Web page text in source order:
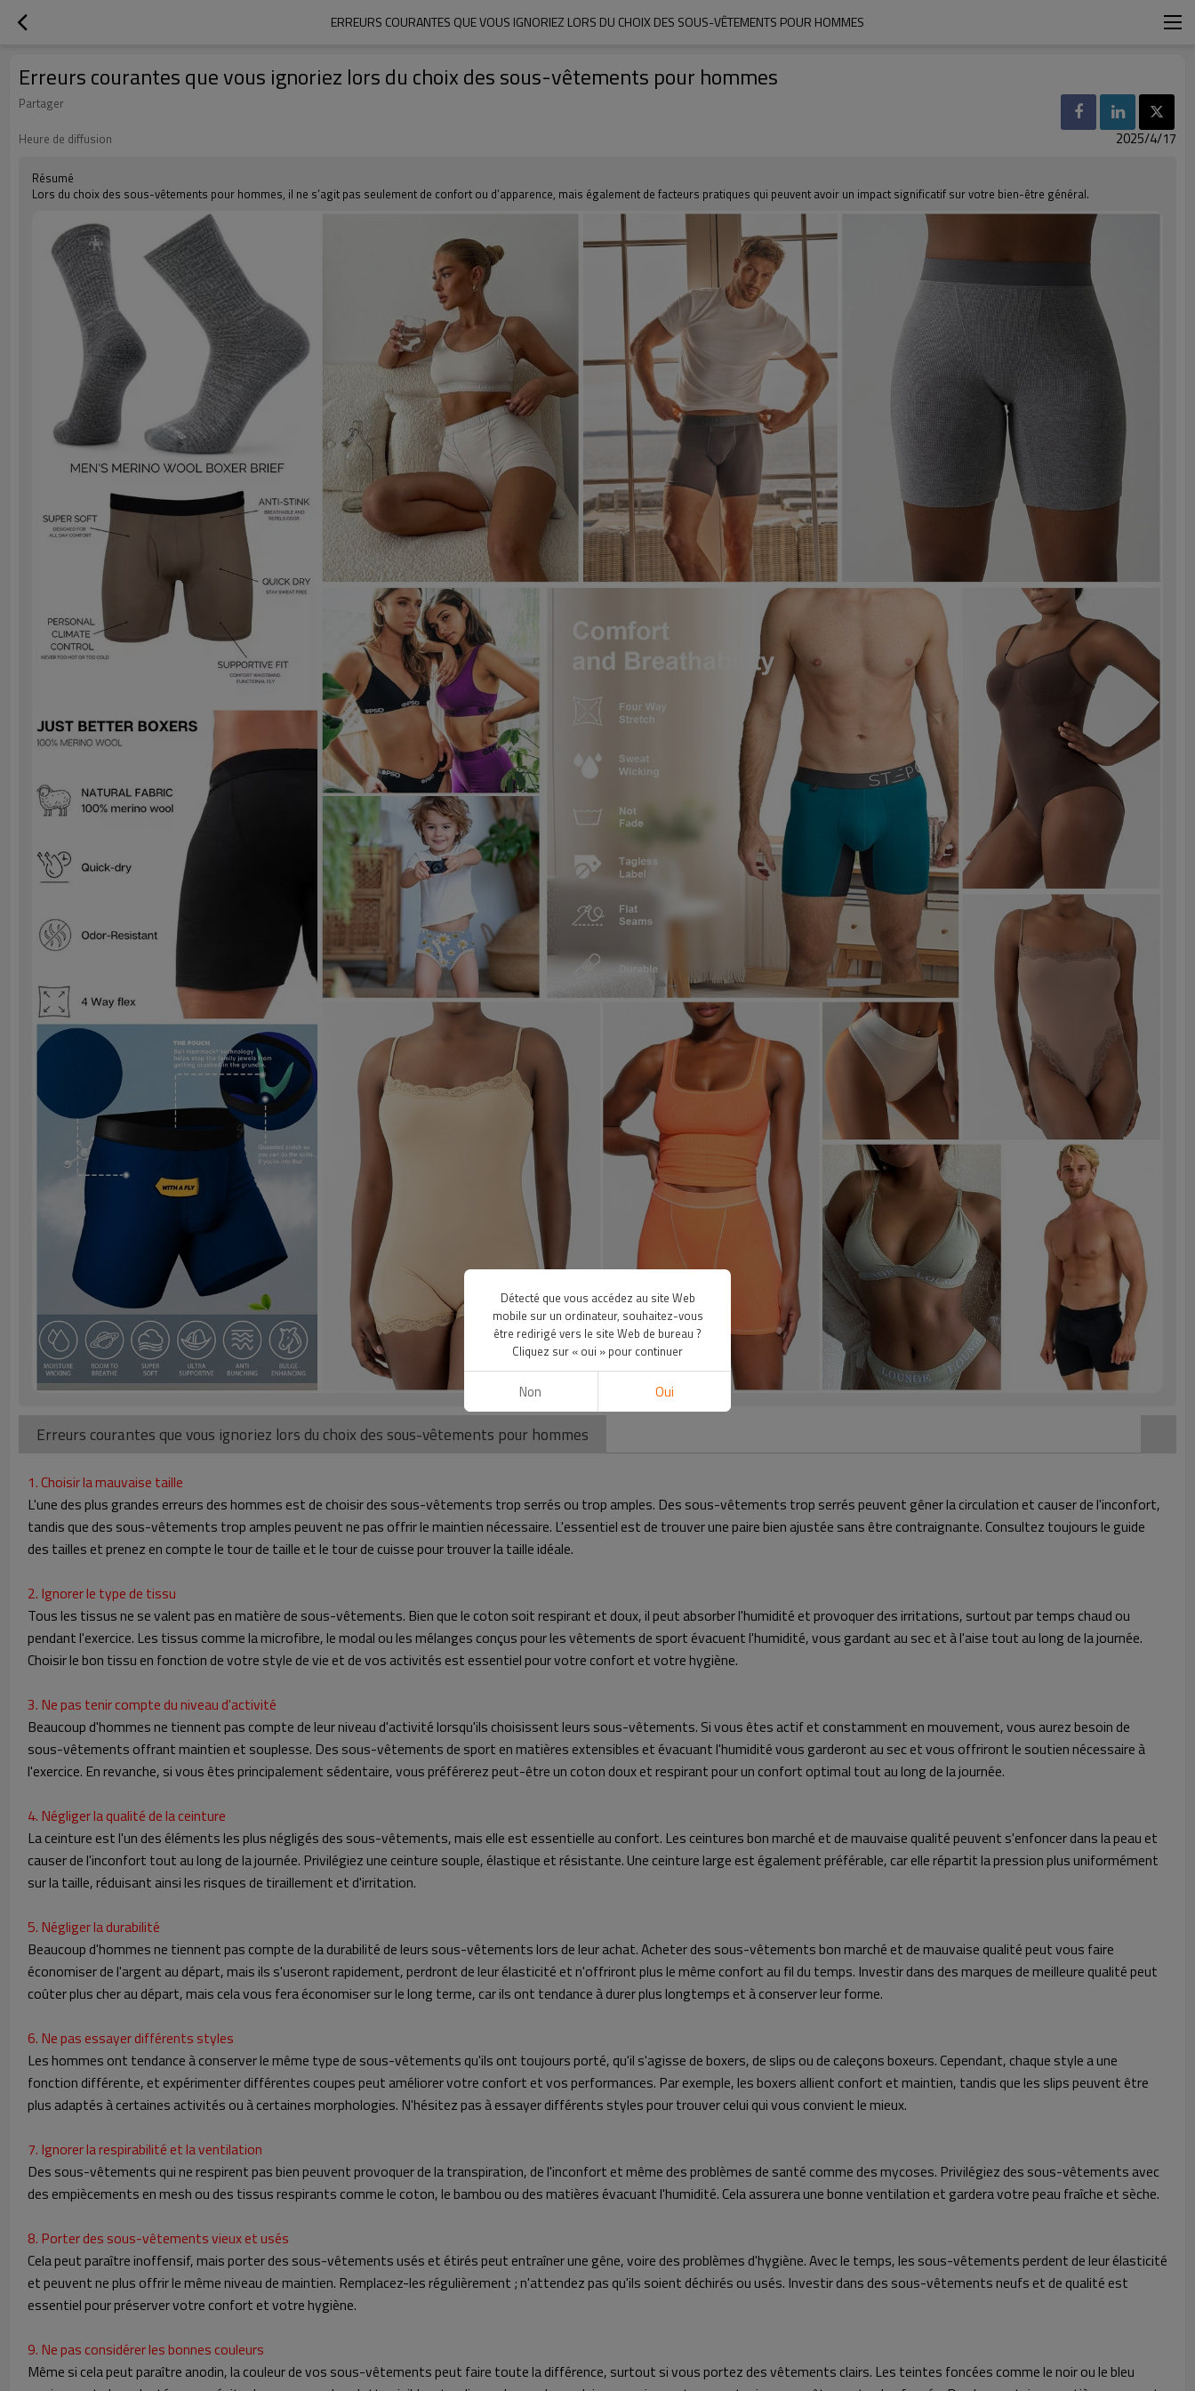
ERREURS COURANTES QUE VOUS IGNORIEZ LORS DU CHOIX DES SOUS-VÊTEMENTS POUR HOMMES
Erreurs courantes que vous ignoriez lors du choix des sous-vêtements pour hommes
Partager
Heure de diffusion
2025/4/17
Résumé
Lors du choix des sous-vêtements pour hommes, il ne s’agit pas seulement de confort ou d’apparence, mais également de facteurs pratiques qui peuvent avoir un impact significatif sur votre bien-être général.
Erreurs courantes que vous ignoriez lors du choix des sous-vêtements pour hommes
1. Choisir la mauvaise taille
L'une des plus grandes erreurs des hommes est de choisir des sous-vêtements trop serrés ou trop amples. Des sous-vêtements trop serrés peuvent gêner la circulation et causer de l'inconfort,
tandis que des sous-vêtements trop amples peuvent ne pas offrir le maintien nécessaire. L'essentiel est de trouver une paire bien ajustée sans être contraignante. Consultez toujours le guide
des tailles et prenez en compte le tour de taille et le tour de cuisse pour trouver la taille idéale.
2. Ignorer le type de tissu
Tous les tissus ne se valent pas en matière de sous-vêtements. Bien que le coton soit respirant et doux, il peut absorber l'humidité et provoquer des irritations, surtout par temps chaud ou
pendant l'exercice. Les tissus comme la microfibre, le modal ou les mélanges conçus pour les vêtements de sport évacuent l'humidité, vous gardant au sec et à l'aise tout au long de la journée.
Choisir le bon tissu en fonction de votre style de vie et de vos activités est essentiel pour votre confort et votre hygiène.
3. Ne pas tenir compte du niveau d'activité
Beaucoup d'hommes ne tiennent pas compte de leur niveau d'activité lorsqu'ils choisissent leurs sous-vêtements. Si vous êtes actif et constamment en mouvement, vous aurez besoin de
sous-vêtements offrant maintien et souplesse. Des sous-vêtements de sport en matières extensibles et évacuant l'humidité vous garderont au sec et vous offriront le soutien nécessaire à
l'exercice. En revanche, si vous êtes principalement sédentaire, vous préférerez peut-être un coton doux et respirant pour un confort optimal tout au long de la journée.
4. Négliger la qualité de la ceinture
La ceinture est l'un des éléments les plus négligés des sous-vêtements, mais elle est essentielle au confort. Les ceintures bon marché et de mauvaise qualité peuvent s'enfoncer dans la peau et
causer de l'inconfort tout au long de la journée. Privilégiez une ceinture souple, élastique et résistante. Une ceinture large est également préférable, car elle répartit la pression plus uniformément
sur la taille, réduisant ainsi les risques de tiraillement et d'irritation.
5. Négliger la durabilité
Beaucoup d'hommes ne tiennent pas compte de la durabilité de leurs sous-vêtements lors de leur achat. Acheter des sous-vêtements bon marché et de mauvaise qualité peut vous faire
économiser de l'argent au départ, mais ils s'useront rapidement, perdront de leur élasticité et n'offriront plus le même confort au fil du temps. Investir dans des marques de meilleure qualité peut
coûter plus cher au départ, mais cela vous fera économiser sur le long terme, car ils ont tendance à durer plus longtemps et à conserver leur forme.
6. Ne pas essayer différents styles
Les hommes ont tendance à conserver le même type de sous-vêtements qu'ils ont toujours porté, qu'il s'agisse de boxers, de slips ou de caleçons boxeurs. Cependant, chaque style a une
fonction différente, et expérimenter différentes coupes peut améliorer votre confort et vos performances. Par exemple, les boxers allient confort et maintien, tandis que les slips peuvent être
plus adaptés à certaines activités ou à certaines morphologies. N'hésitez pas à essayer différents styles pour trouver celui qui vous convient le mieux.
7. Ignorer la respirabilité et la ventilation
Des sous-vêtements qui ne respirent pas bien peuvent provoquer de la transpiration, de l'inconfort et même des problèmes de santé comme des mycoses. Privilégiez des sous-vêtements avec
des empiècements en mesh ou des tissus respirants comme le coton, le bambou ou des matières évacuant l'humidité. Cela assurera une bonne ventilation et gardera votre peau fraîche et sèche.
8. Porter des sous-vêtements vieux et usés
Cela peut paraître inoffensif, mais porter des sous-vêtements usés et étirés peut entraîner une gêne, voire des problèmes d'hygiène. Avec le temps, les sous-vêtements perdent de leur élasticité
et peuvent ne plus offrir le même niveau de maintien. Remplacez-les régulièrement ; n'attendez pas qu'ils soient déchirés ou usés. Investir dans des sous-vêtements neufs et de qualité est
essentiel pour préserver votre confort et votre hygiène.
9. Ne pas considérer les bonnes couleurs
Même si cela peut paraître anodin, la couleur de vos sous-vêtements peut faire toute la différence, surtout si vous portez des vêtements clairs. Les teintes foncées comme le noir ou le bleu
Détecté que vous accédez au site Web
mobile sur un ordinateur, souhaitez-vous
être redirigé vers le site Web de bureau ?
Cliquez sur « oui » pour continuer
Non Oui